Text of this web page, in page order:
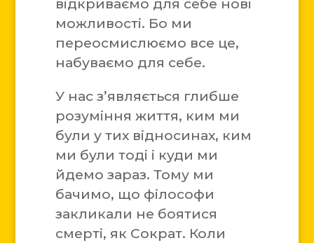
відкриваємо для себе нові
можливості. Бо ми
переосмислюємо все це,
набуваємо для себе.
У нас з’являється глибше
розуміння життя, ким ми
були у тих відносинах, ким
ми були тоді і куди ми
йдемо зараз. Тому ми
бачимо, що філософи
закликали не боятися
смерті, як Сократ. Коли